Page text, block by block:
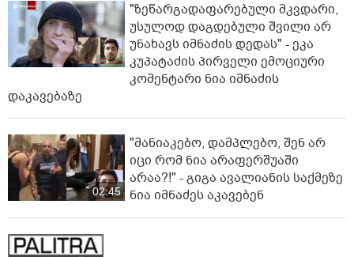
"ზეწარგადაფარებული მკვდარი,
უსულოდ დაგდებული შვილი არ
უნახავს იმნაძის დედას" - ეკა
კუპატაძის პირველი ემოციური
კომენტარი ნია იმნაძის
დაკავებაზე
02:45
"მანიაკებო, დამპლებო, შენ არ
იცი რომ ნია არაფერშუაში
არაა?!" - გიგა ავალიანის საქმეზე
ნია იმნაძეს აკავებენ